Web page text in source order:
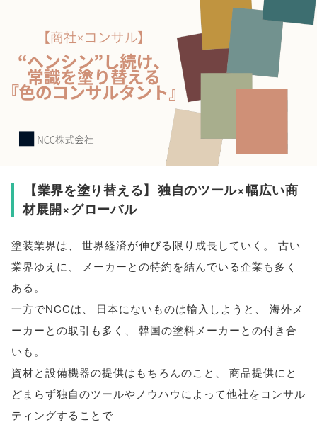
【業界を塗り替える】 独自のツール×幅広い商
材展開×グローバル
塗装業界は 世界経済が伸びる限り成長していく 。
古い
業界ゆえに
メーカーとの特約を結んでいる企業も多く
ある 。
一方でNCCは
日本にないものは輸入しようと
海外メ
ーカーとの取引も多く
韓国の塗料メーカーとの付き合
いも 。
資材と設備機器の提供はもちろんのこと
商品提供にと
どまらず独自のツールやノウハウによって他社をコンサル
ティングすることで